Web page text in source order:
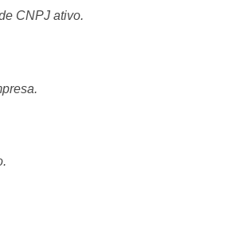
CNPJ ativo.